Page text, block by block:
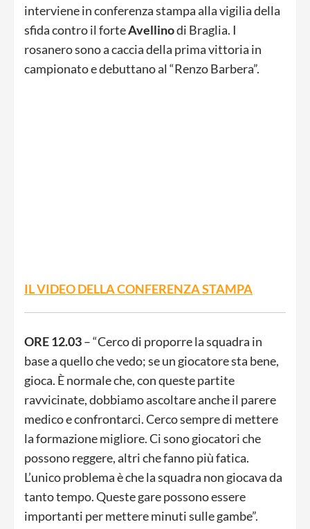
interviene in conferenza stampa alla vigilia della
sfida contro il forteAvellinodi Braglia. I
rosanero sono a caccia della prima vittoria in
campionato e debuttano al “Renzo Barbera”.
IL VIDEO DELLA CONFERENZA STAMPA
ORE 12.03– “Cerco di proporre la squadra in
base a quello che vedo; se un giocatore sta bene,
gioca. È normale che, con queste partite
ravvicinate, dobbiamo ascoltare anche il parere
medico e confrontarci. Cerco sempre di mettere
la formazione migliore. Ci sono giocatori che
possono reggere, altri che fanno più fatica.
L’unico problema è che la squadra non giocava da
tanto tempo. Queste gare possono essere
importanti per mettere minuti sulle gambe”.